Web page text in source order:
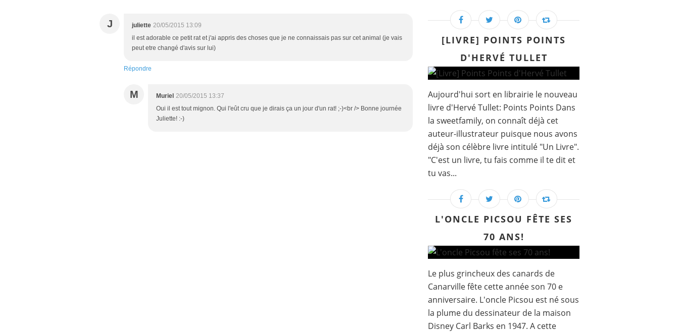
J juliette 20/05/2015 13:09
il est adorable ce petit rat et j'ai appris des choses que je ne connaissais pas sur cet animal (je vais
peut etre changé d'avis sur lui)
Répondre
M Muriel 20/05/2015 13:37
Oui il est tout mignon. Qui l'eût cru que je dirais ça un jour d'un rat! ;-)<br /> Bonne journée
Juliette! :-)
[LIVRE] POINTS POINTS
D'HERVÉ TULLET
Aujourd'hui sort en librairie le nouveau
livre d'Hervé Tullet: Points Points Dans
la sweetfamily, on connaît déjà cet
auteur-illustrateur puisque nous avons
déjà son célèbre livre intitulé "Un Livre".
"C'est un livre, tu fais comme il te dit et
tu vas...
L'ONCLE PICSOU FÊTE SES
70 ANS!
Le plus grincheux des canards de
Canarville fête cette année son 70 e
anniversaire. L'oncle Picsou est né sous
la plume du dessinateur de la maison
Disney Carl Barks en 1947. A cette